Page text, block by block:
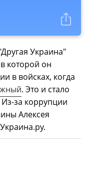
Украина"
которой он
в войсках, когда
. Это и стало
за коррупции
Алексея